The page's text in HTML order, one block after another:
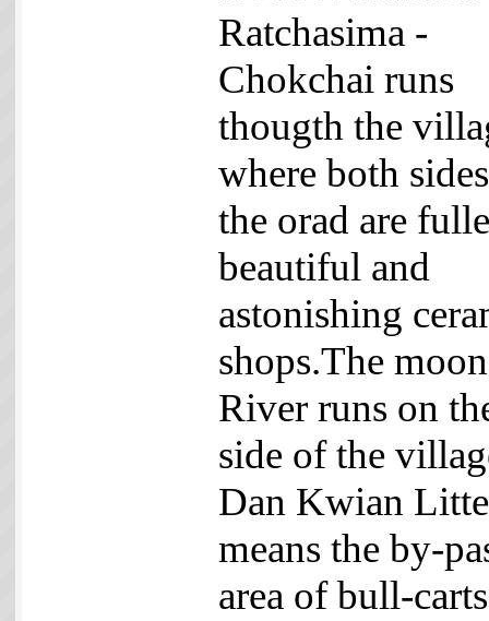
Ratchasima -
Chokchai runs
thougth the
where both
the orad are
beautiful and
astonishing
shops.The moon
River runs on
side of the
Dan Kwian
means the by-
area of bull-